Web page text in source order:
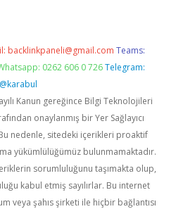
backlinkpaneli@gmail.com Teams:
0262 606 0 726 Telegram:
@karabul
Kanun gereğince Bilgi Teknolojileri
onaylanmış bir Yer Sağlayıcı
nedenle, sitedeki içerikleri proaktif
yükümlülüğümüz bulunmamaktadır.
sorumluluğunu taşımakta olup,
kabul etmiş sayılırlar. Bu internet
veya şahıs şirketi ile hiçbir bağlantısı